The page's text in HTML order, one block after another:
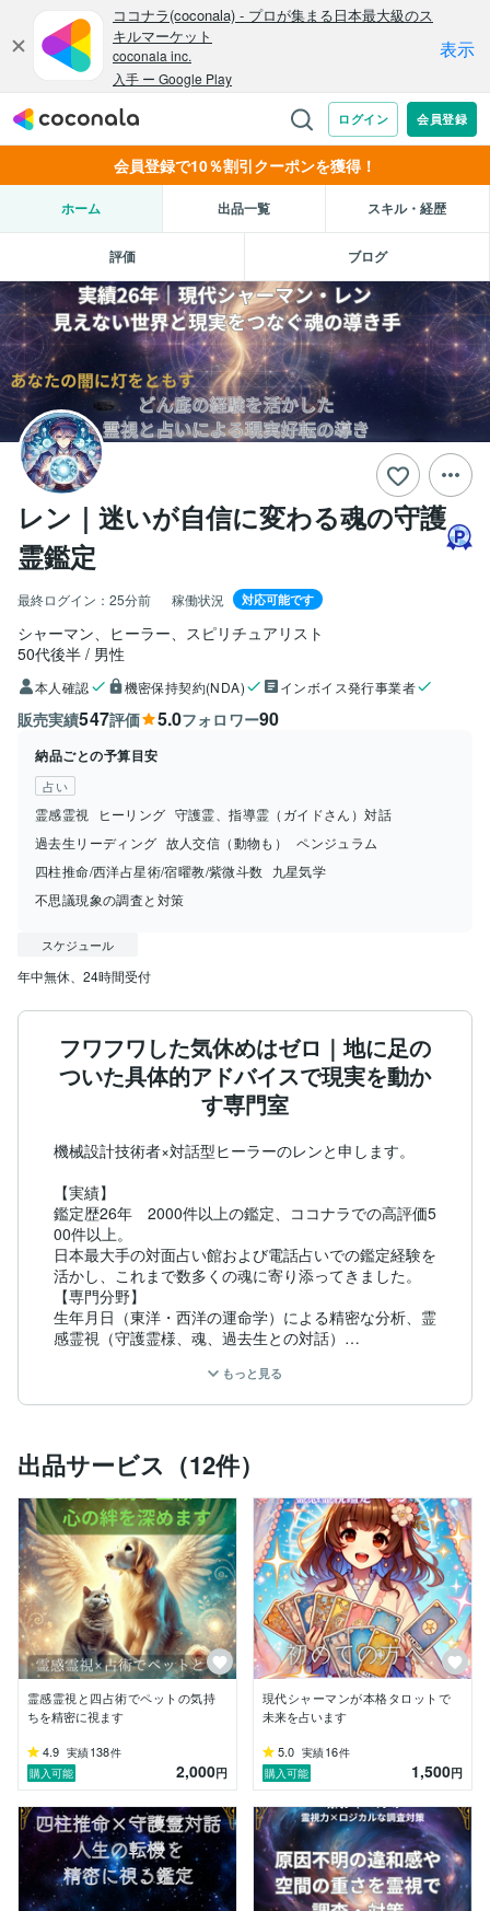
会員登録で10％割引クーポンを獲得！
ホーム 出品一覧 スキル・経歴
評価 ブログ
レン｜迷いが自信に変わる魂の守護
霊鑑定
最終ログイン： 25分前 稼働状況 対応可能です
シャーマン、ヒーラー、スピリチュアリスト
50代後半
男性
本人確認 機密保持契約(NDA) インボイス発行事業者
販売実績547評価 5.0フォロワー90
納品ごとの予算目安
占い
霊感霊視 ヒーリング 守護霊、指導霊（ガイドさん）対話
過去生リーディング 故人交信（動物も）
ペンジュラム
四柱推命/西洋占星術/宿曜教/紫微斗数 九星気学
不思議現象の調査と対策
スケジュール
年中無休、24時間受付
フワフワした気休めはゼロ｜地に足の
ついた具体的アドバイスで現実を動か
す専門室
機械設計技術者×対話型ヒーラーのレンと申します。
【実績】
鑑定歴26年　2000件以上の鑑定、ココナラでの高評価5
00件以上。
日本最大手の対面占い館および電話占いでの鑑定経験を
活かし、これまで数多くの魂に寄り添ってきました。
【専門分野】
生年月日（東洋・西洋の運命学）による精密な分析、霊
感霊視（守護霊様、魂、過去生との対話）
た具体的な行動アドバイスを必ずお伝えします。
「占いや正論に疲れてしまった」「心がパンクしそう」
【私のスタンス：フワフワした気休めの排除】
世の中の占いには、主観だけで不安を煽り、依存させる
ようなものが少なくありません。
私はそうした「依存のループ」を明確なNGとして設定
しています。
言葉によるお説教や、難しい理屈の解説は一切いたしま
せん。原因不明の生きづらさや心の焦りには、
必ず目に見えない「構造的な原因」が存在します。理系
技術者としての客観的な視点でそれを見極め、
あなたの心の滞りを健やかに調律します。
【過去の葛藤：正論に殴られてきたあなたの痛みが分か
かつての私は、理詰めの組織の中で心が追いつかなくな
り、人間関係や自分の繊細さに深く葛藤し、
限界を迎えた過去があります。
だからこそ、他所で「あなたの気のせいだ」「心が弱い
からだ」と突き放され、正論だけで殴られてきた
あなたの痛みが、私には痛いほど分かります。私のロジ
カルなアプローチは、あなたという大切な存在を
絶対に置いてきぼりにしないための「盾」なのです。
もっと見る
出品サービス（12件）
霊感霊視と四占術でペットの気持
ちを精密に視ます
4.9 実績138件
購入可能
2,000円
現代シャーマンが本格タロットで
未来を占います
5.0 実績16件
購入可能
1,500円